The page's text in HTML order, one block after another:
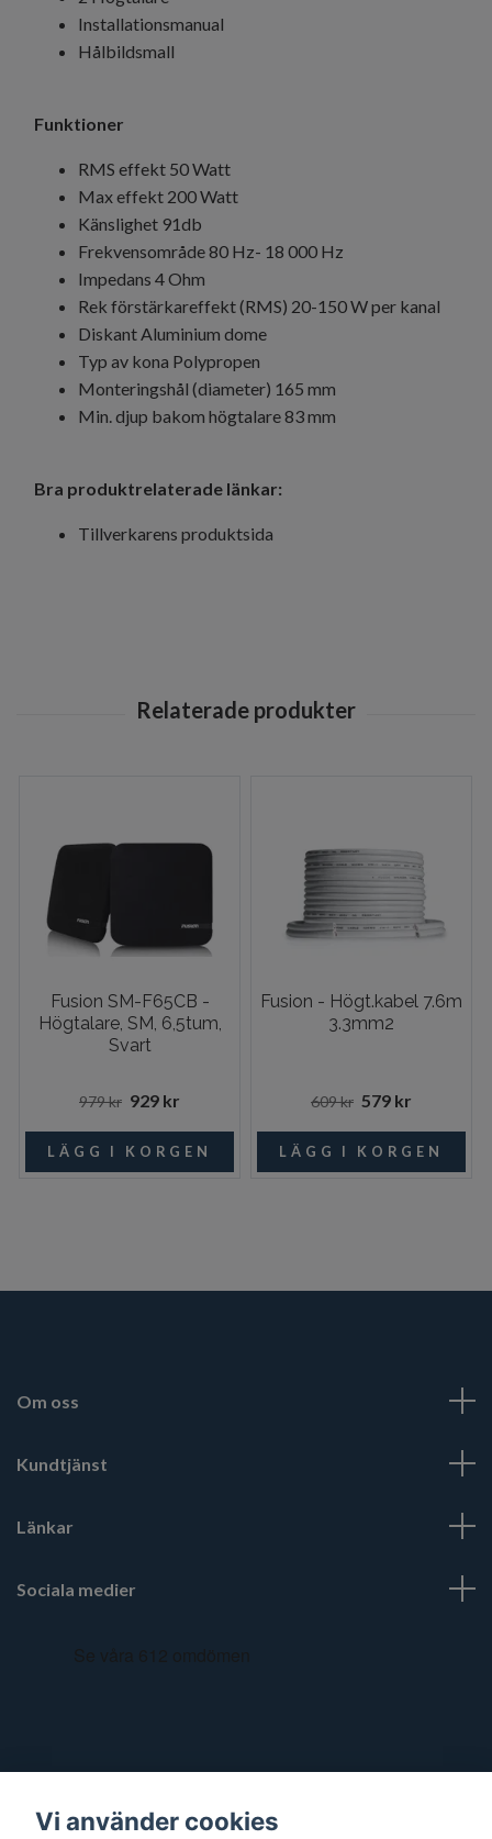
Installationsmanual
Hålbildsmall
Funktioner
RMS effekt 50 Watt
Max effekt 200 Watt
Känslighet 91db
Frekvensområde 80 Hz- 18 000 Hz
Impedans 4 Ohm
Rek förstärkareffekt (RMS) 20-150 W per kanal
Diskant Aluminium dome
Typ av kona Polypropen
Monteringshål (diameter) 165 mm
Min. djup bakom högtalare 83 mm
Bra produktrelaterade länkar:
Tillverkarens produktsida
Fusion SM-F65CB -
Högtalare, SM, 6,5tum,
Svart
979 kr 929 kr
Fusion - Högt.kabel 7.6m
3.3mm2
609 kr 579 kr
Om oss
Kundtjänst
Länkar
Sociala medier
Vi använder cookies